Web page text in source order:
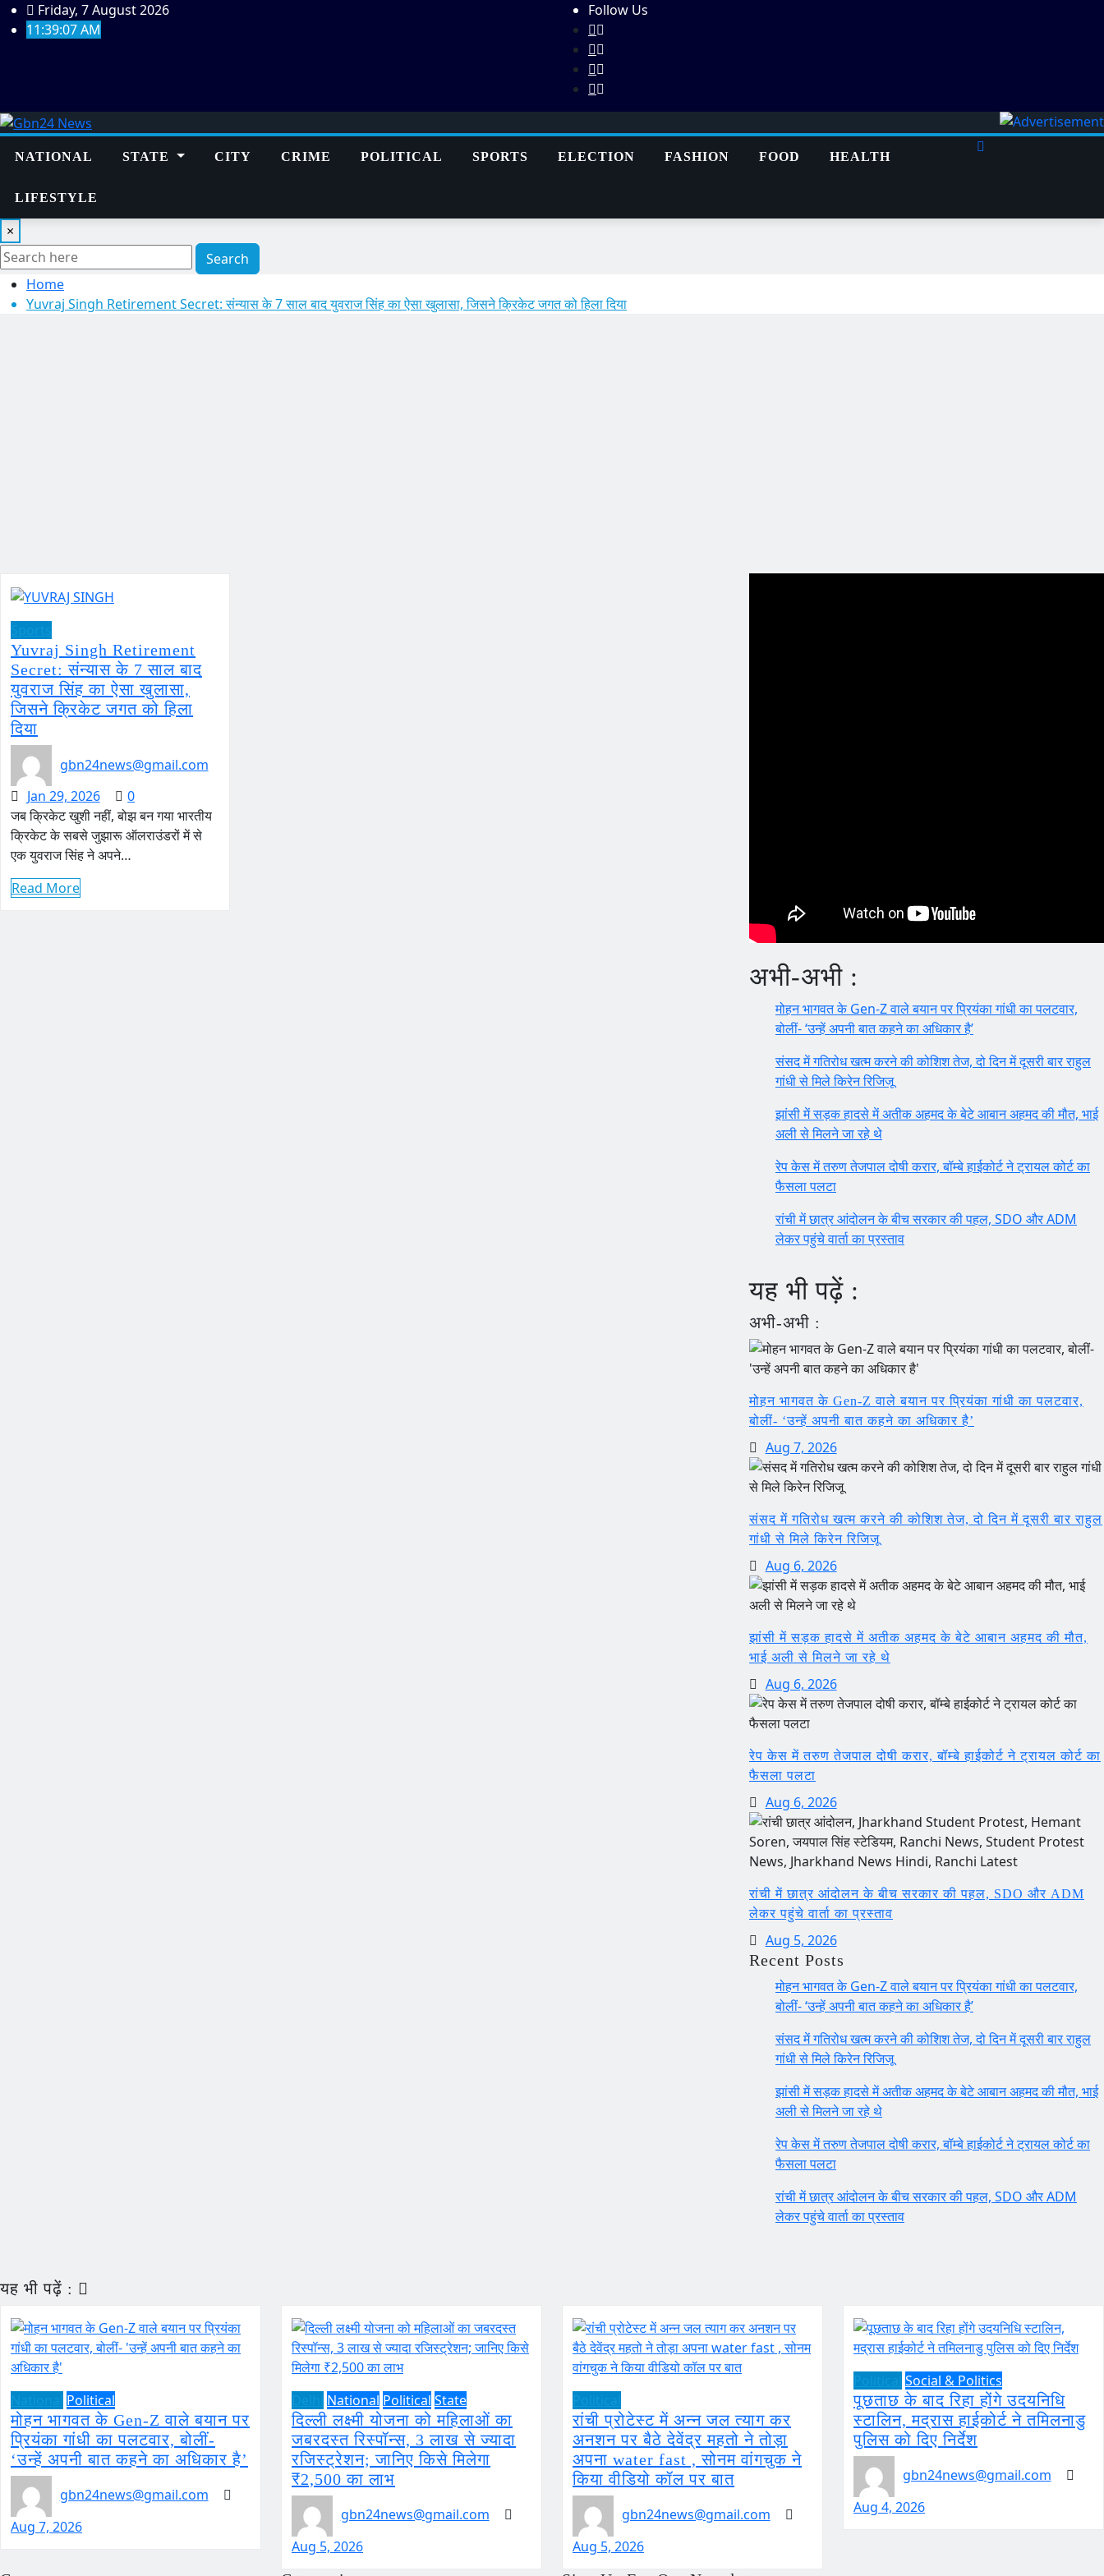
Skip
to
Friday, 7 August 2026
11:39:08 AM
Follow Us
NATIONAL STATE CITY CRIME POLITICAL SPORTS ELECTION FASHION FOOD HEALTH
LIFESTYLE
×
Search
Home
Yuvraj Singh Retirement Secret: संन्यास के 7 साल बाद युवराज सिंह का ऐसा खुलासा, जिसने क्रिकेट जगत को हिला दिया
Yuvraj Singh Retirement
Secret: संन्यास के 7 साल बाद
युवराज सिंह का ऐसा खुलासा,
जिसने क्रिकेट जगत को हिला
दिया
gbn24news@gmail.com
Jan 29, 2026
0
जब क्रिकेट खुशी नहीं, बोझ बन गया भारतीय
क्रिकेट के सबसे जुझारू ऑलराउंडरों में से
एक युवराज सिंह ने अपने…
Read More
अभी-अभी :
मोहन भागवत के Gen-Z वाले बयान पर प्रियंका गांधी का पलटवार,
बोलीं- ‘उन्हें अपनी बात कहने का अधिकार है’
संसद में गतिरोध खत्म करने की कोशिश तेज, दो दिन में दूसरी बार राहुल
गांधी से मिले किरेन रिजिजू
झांसी में सड़क हादसे में अतीक अहमद के बेटे आबान अहमद की मौत, भाई
अली से मिलने जा रहे थे
रेप केस में तरुण तेजपाल दोषी करार, बॉम्बे हाईकोर्ट ने ट्रायल कोर्ट का
फैसला पलटा
रांची में छात्र आंदोलन के बीच सरकार की पहल, SDO और ADM
लेकर पहुंचे वार्ता का प्रस्ताव
यह भी पढ़ें :
अभी-अभी :
मोहन भागवत के Gen-Z वाले बयान पर प्रियंका गांधी का पलटवार,
बोलीं- ‘उन्हें अपनी बात कहने का अधिकार है’
Aug 7, 2026
संसद में गतिरोध खत्म करने की कोशिश तेज, दो दिन में दूसरी बार राहुल
गांधी से मिले किरेन रिजिजू
Aug 6, 2026
झांसी में सड़क हादसे में अतीक अहमद के बेटे आबान अहमद की मौत,
भाई अली से मिलने जा रहे थे
Aug 6, 2026
रेप केस में तरुण तेजपाल दोषी करार, बॉम्बे हाईकोर्ट ने ट्रायल कोर्ट का
फैसला पलटा
Aug 6, 2026
रांची में छात्र आंदोलन के बीच सरकार की पहल, SDO और ADM
लेकर पहुंचे वार्ता का प्रस्ताव
Aug 5, 2026
Recent Posts
मोहन भागवत के Gen-Z वाले बयान पर प्रियंका गांधी का पलटवार,
बोलीं- ‘उन्हें अपनी बात कहने का अधिकार है’
संसद में गतिरोध खत्म करने की कोशिश तेज, दो दिन में दूसरी बार राहुल
गांधी से मिले किरेन रिजिजू
झांसी में सड़क हादसे में अतीक अहमद के बेटे आबान अहमद की मौत, भाई
अली से मिलने जा रहे थे
रेप केस में तरुण तेजपाल दोषी करार, बॉम्बे हाईकोर्ट ने ट्रायल कोर्ट का
फैसला पलटा
रांची में छात्र आंदोलन के बीच सरकार की पहल, SDO और ADM
लेकर पहुंचे वार्ता का प्रस्ताव
यह भी पढ़ें :
Political
मोहन भागवत के Gen-Z वाले बयान पर
प्रियंका गांधी का पलटवार, बोलीं-
‘उन्हें अपनी बात कहने का अधिकार है’
gbn24news@gmail.com
Aug 7, 2026
National Political State
दिल्ली लक्ष्मी योजना को महिलाओं का
जबरदस्त रिस्पॉन्स, 3 लाख से ज्यादा
रजिस्ट्रेशन; जानिए किसे मिलेगा
₹2,500 का लाभ
gbn24news@gmail.com
Aug 5, 2026
रांची प्रोटेस्ट में अन्न जल त्याग कर
अनशन पर बैठे देवेंद्र महतो ने तोड़ा
अपना water fast , सोनम वांगचुक ने
किया वीडियो कॉल पर बात
gbn24news@gmail.com
Aug 5, 2026
Social & Politics
पूछताछ के बाद रिहा होंगे उदयनिधि
स्टालिन, मद्रास हाईकोर्ट ने तमिलनाडु
पुलिस को दिए निर्देश
gbn24news@gmail.com
Aug 4, 2026